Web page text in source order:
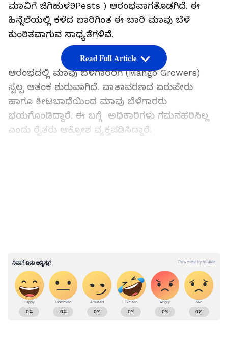
ಮಾವಿಗೆ ಜಿಗಿಹುಳ9Pests ) ಆರಂಭವಾಗತೊಡಗಿದೆ. ಈ
ಹಿನ್ನೆಲೆಯಲ್ಲಿ ಕಳೆದ ಬಾರಿಗಿಂತ ಈ ಬಾರಿ ಮಾವು ಬೆಳೆ
ಕುಂಠಿತವಾಗುವ ಸಾಧ್ಯತೆಗಳಿವೆ.
ಆರಂಭದಲ್ಲಿ ಮಾವು ಬೆಳೆಗಾರರಿಗೆ (Mango Growers)
ಸ್ವಲ್ಪ ಆತಂಕ ಶುರುವಾಗಿದೆ. ವಾತಾವರಣದ ಏರುಪೇರು
ಹಾಗೂ ಕೀಟಬಾಧೆಯಿಂದ ಮಾವು ಬೆಳೆಗಾರರು
ಭಯಗೊಂಡಿದ್ದಾರೆ. ಈ ಬಗ್ಗೆ ಅಧಿಕಾರಿಗಳು ಗಮನಹರಿಸಿಲ್ಲ
ಎಂದು ರೈತರು ಆಕ್ರೋಶ ವ್ಯಕ್ತಪಡಿಸಿದ್ದಾರೆ.
Read Full Article
ABOUT THE AUTHOR